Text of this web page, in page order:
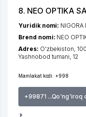
8. NEO OPTIKA
Mamlakat kodi: +998
+99871 ...Qo'ng'iroq
Yuridik nomi: NIGORA
Brend nomi: NEO
Adres: O'zbekiston,
Yashnobod tumani , 12